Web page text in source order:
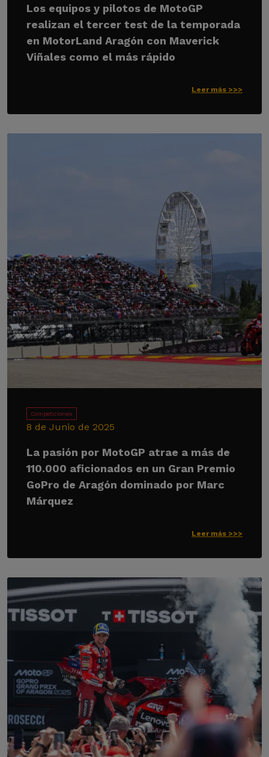
Los equipos y pilotos de MotoGP
realizan el tercer test de la temporada
en MotorLand Aragón con Maverick
Viñales como el más rápido
Leer más >>>
Competiciones
8 de Junio de 2025
La pasión por MotoGP atrae a más de
110.000 aficionados en un Gran Premio
GoPro de Aragón dominado por Marc
Márquez
Leer más >>>